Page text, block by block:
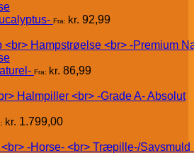
Fra: kr. 92,99
Fra: kr. 86,99
Absolut
kr. 1.799,00